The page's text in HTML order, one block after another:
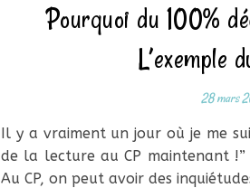
Pourquoi du 100%
L’exemple
28 mars
Il y a vraiment un jour où je me
de la lecture au CP maintenant !”
Au CP, on peut avoir des